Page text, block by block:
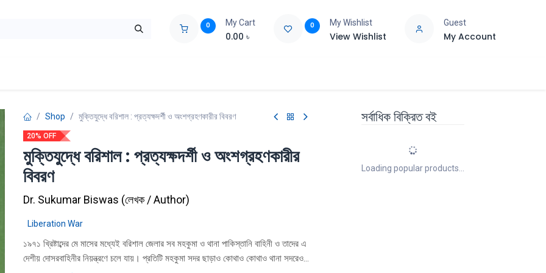
0 My Cart
0.00 ৳
0 My Wishlist
View Wishlist
Guest
My Account
Shop মুক্তিযুদ্ধে বরিশাল : প্রত্যক্ষদর্শী ও অংশগ্রহণকারীর বিবরণ
20% OFF
মুক্তিযুদ্ধে বরিশাল : প্রত্যক্ষদর্শী ও অংশগ্রহণকারীর
বিবরণ
Dr. Sukumar Biswas (লেখক / Author)
Liberation War
১৯৭১ খ্রিষ্টাব্দের মে মাসের মধ্যেই বরিশাল জেলার সব মহকুমা ও থানা পাকিস্তানি বাহিনী ও তাদের এ
দেশীয় দোসরবাহিনীর নিয়ন্ত্রণে চলে যায়। প্রতিটি মহকুমা সদর ছাড়াও কোথাও কোথাও থানা সদরেও
সর্বাধিক বিক্রিত বই
Loading popular products...